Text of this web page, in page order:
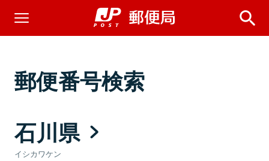
郵便番号検索
石川県
イシカワケン